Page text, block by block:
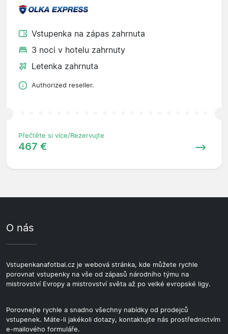
Vstupenka na zápas zahrnuta
3 noci v hotelu zahrnuty
Letenka zahrnuta
Authorized reseller.
Přečtěte si více/Rezervujte
467 €
O nás
Vstupenkanafotbal.cz je webová stránka, kde můžete rychle
porovnat vstupenky na vše od zápasů národního týmu na
mistrovství Evropy a mistrovství světa až po velké evropské ligy.
Porovnejte rychle a snadno všechny nabídky od prodejců
vstupenek. Máte-li jakékoli dotazy, kontaktujte nás prostřednictvím
e-mailového formuláře.